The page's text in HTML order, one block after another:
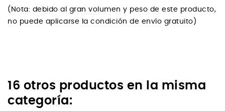
(Nota: debido al gran volumen y peso de este producto,
no puede aplicarse la condición de envío gratuito)
16 otros productos en la misma
categoría: